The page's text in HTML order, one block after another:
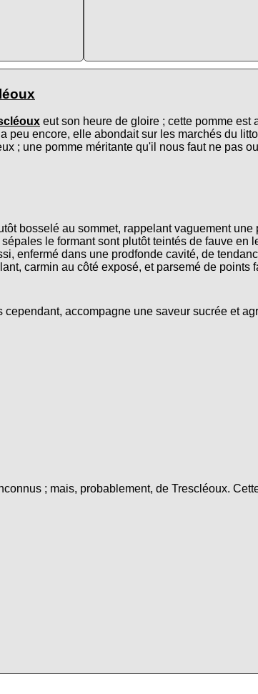
eut son heure de gloire ; cette pomme est
peu encore, elle abondait sur les marchés du
; une pomme méritante qu'il nous faut ne pas
bosselé au sommet, rappelant vaguement
le formant sont plutôt teintés de fauve en
enfermé dans une prodfonde cavité, de
carmin au côté exposé, et parsemé de points
accompagne une saveur sucrée et
; mais, probablement, de Trescléoux.